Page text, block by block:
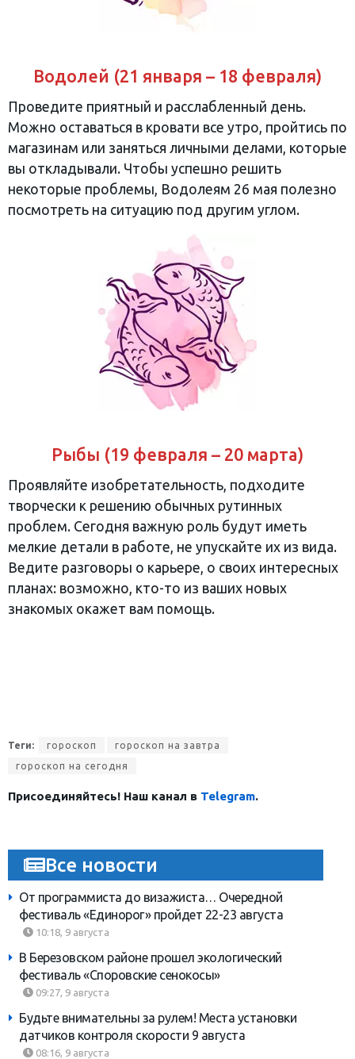
Водолей (21 января – 18 февраля)
Проведите приятный и расслабленный день.
Можно оставаться в кровати все утро, пройтись по
магазинам или заняться личными делами, которые
вы откладывали. Чтобы успешно решить
некоторые проблемы, Водолеям 26 мая полезно
посмотреть на ситуацию под другим углом.
Рыбы (19 февраля – 20 марта)
Проявляйте изобретательность, подходите
творчески к решению обычных рутинных
проблем. Сегодня важную роль будут иметь
мелкие детали в работе, не упускайте их из вида.
Ведите разговоры о карьере, о своих интересных
планах: возможно, кто-то из ваших новых
знакомых окажет вам помощь.
Теги: гороскоп
гороскоп на завтра
гороскоп на сегодня
Присоединяйтесь! Наш канал в Telegram.
Все новости
От программиста до визажиста… Очередной
фестиваль «Единорог» пройдет 22-23 августа
10:18, 9 августа
В Березовском районе прошел экологический
фестиваль «Споровские сенокосы»
09:27, 9 августа
Будьте внимательны за рулем! Места установки
датчиков контроля скорости 9 августа
08:16, 9 августа